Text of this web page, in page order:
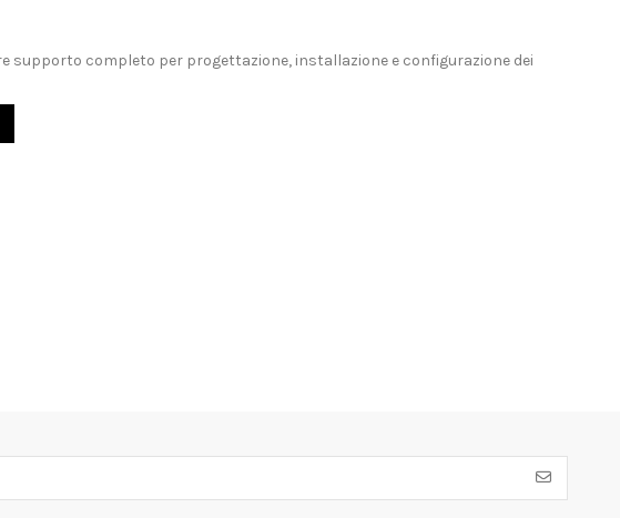
supporto completo per progettazione, installazione e configurazione dei